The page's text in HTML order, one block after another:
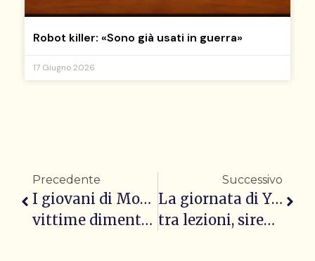
Robot killer: «Sono già usati in guerra»
17 Giugno 2026
Precedente
I giovani di Mosca
vittime dimenticate
Successivo
La giornata di Yaryna
tra lezioni, sirene e blackout